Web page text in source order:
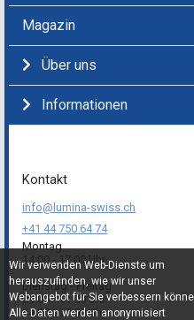
Magazin
Über uns
Informationen
Kontakt
info@lumina-swiss.ch
+41 44 750 64 74
Montag
14:00 - 17:00 Uhr
Dienstag - Freitag
09:00 - 11:00 Uhr
14:00 - 17:00 Uhr
Wir verwenden Web-Dienste um
herauszufinden, wie wir unser
Webangebot für Sie verbessern
Alle Daten werden anonymisiert